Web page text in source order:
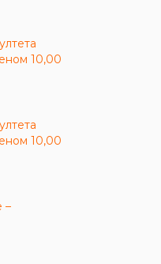
10,00
10,00
–